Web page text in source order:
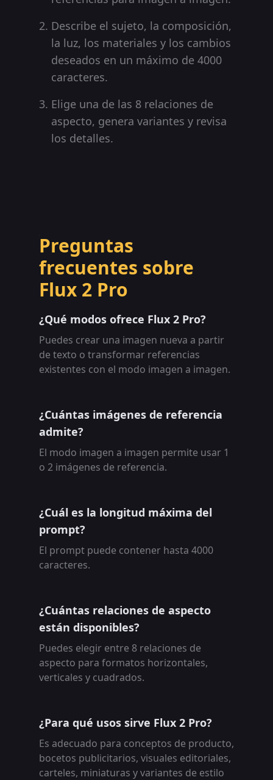
Describe el sujeto, la composición,
la luz, los materiales y los cambios
deseados en un máximo de 4000
caracteres.
Elige una de las 8 relaciones de
aspecto, genera variantes y revisa
los detalles.
Preguntas
frecuentes sobre
Flux 2 Pro
¿Qué modos ofrece Flux 2 Pro?
Puedes crear una imagen nueva a partir
de texto o transformar referencias
existentes con el modo imagen a imagen.
¿Cuántas imágenes de referencia
admite?
El modo imagen a imagen permite usar 1
o 2 imágenes de referencia.
¿Cuál es la longitud máxima del
prompt?
El prompt puede contener hasta 4000
caracteres.
¿Cuántas relaciones de aspecto
están disponibles?
Puedes elegir entre 8 relaciones de
aspecto para formatos horizontales,
verticales y cuadrados.
¿Para qué usos sirve Flux 2 Pro?
Es adecuado para conceptos de producto,
bocetos publicitarios, visuales editoriales,
carteles, miniaturas y variantes de estilo